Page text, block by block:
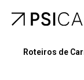
Roteiros de